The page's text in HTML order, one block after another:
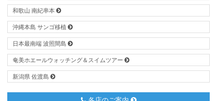
和歌山 南紀串本
沖縄本島 サンゴ移植
日本最南端 波照間島
奄美ホエールウォッチング＆スイムツアー
新潟県 佐渡島